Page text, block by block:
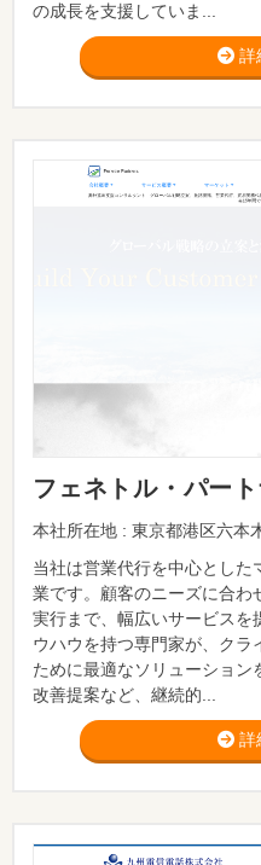
の成長を支援していま...
詳
フェネトル・パー
本社所在地 : 東京都港区六本
当社は営業代行を中心とした
業です。顧客のニーズに合わ
実行まで、幅広いサービスを
ウハウを持つ専門家が、クラ
ために最適なソリューショ
改善提案など、継続的...
詳